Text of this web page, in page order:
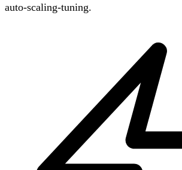
auto-scaling-tuning.